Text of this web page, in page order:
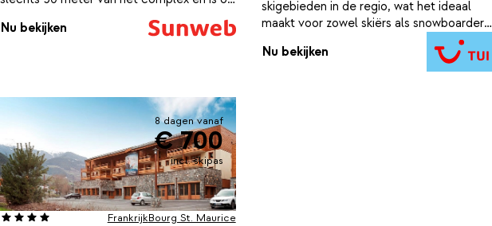
vertoon van je skipas gratis. Alle kamers
van Base Camp Lodge zijn comfortabel en
Nu bekijken
skigebieden in de regio, wat het ideaal
maakt voor zowel skiërs als snowboarders.
Na een dag vol actie kun je ontspannen in
de knusse bar of genieten van een heerlijk
diner in het sfeervolle restaurant.
Nu bekijken
8 dagen vanaf
€ 700
incl. skipas
FrankrijkBourg St. Maurice